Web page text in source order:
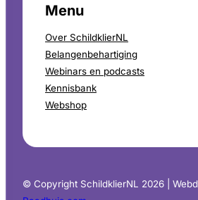
Menu
Over SchildklierNL
Belangenbehartiging
Webinars en podcasts
Kennisbank
Webshop
© Copyright SchildklierNL 2026 |